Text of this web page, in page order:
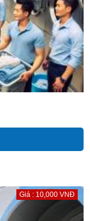
Giá : 10,000 VNĐ